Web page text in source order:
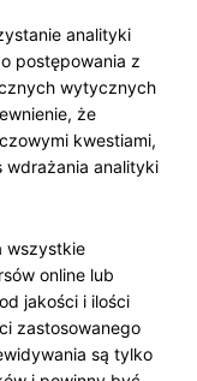
analityki
postępowania z
wytycznych
że
kwestiami,
analityki
wszystkie
online lub
jakości i ilości
zastosowanego
są tylko